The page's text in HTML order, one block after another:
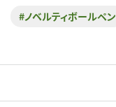
#ノベルティボールペン